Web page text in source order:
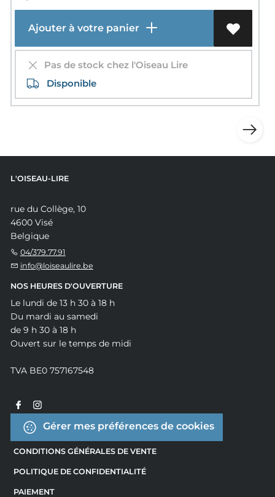
Ajouter à votre panier
Pas de stock chez l'Oiseau Lire
Disponible
L'OISEAU-LIRE
rue du Collège, 10
4600 Visé
Belgique
04/379.77.91
info@loiseaulire.be
NOS HEURES D'OUVERTURE
Le lundi de 13 h 30 à 18 h
Du mardi au samedi
de 9 h 30 à 18 h
Ouvert sur le temps de midi
TVA BE0 757167548
Gérer mes préférences de cookies
CONDITIONS GÉNÉRALES DE VENTE
POLITIQUE DE CONFIDENTIALITÉ
PAIEMENT